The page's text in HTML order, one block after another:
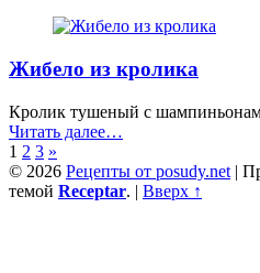
мясная”
Жибело из кролика
Кролик тушеный с
Читать далее“Жибело
кролика”
…
1 2 3 »
© 2026 Рецепты от posudy.net |
темой Receptar. | Вверх ↑